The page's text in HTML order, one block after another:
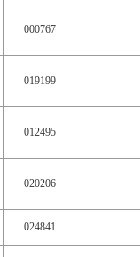
000767
019199
012495
020206
024841